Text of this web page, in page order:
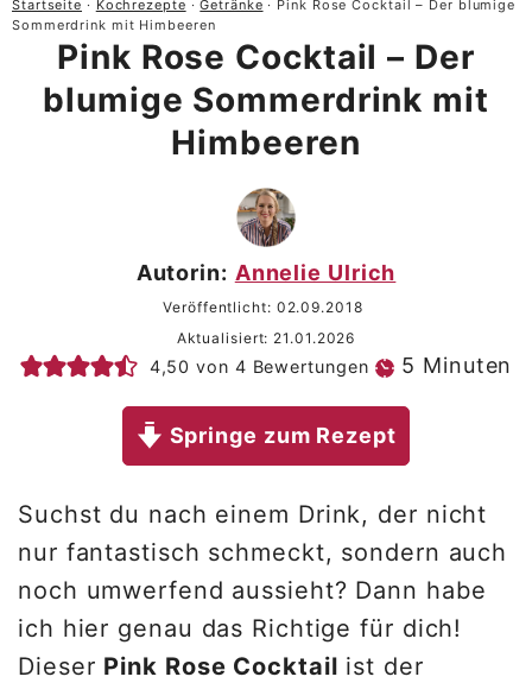
Startseite · Kochrezepte ·Getränke · Pink Rose Cocktail – Der blumige
Sommerdrink mit Himbeeren
Pink Rose Cocktail – Der
blumige Sommerdrink mit
Himbeeren
Autorin: Annelie Ulrich
Veröffentlicht: 02.09.2018
Aktualisiert: 21.01.2026
4,50 von 4 Bewertungen 5 Minuten
Minuten
Springe zum Rezept
Suchst du nach einem Drink, der nicht
nur fantastisch schmeckt, sondern auch
noch umwerfend aussieht? Dann habe
ich hier genau das Richtige für dich!
Dieser Pink Rose Cocktail ist der